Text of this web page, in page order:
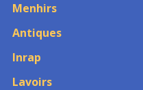
Menhirs
Antiques
Inrap
Lavoirs